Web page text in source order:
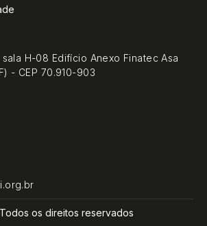
H-08 Edifício Anexo Finatec Asa
- CEP 70.910-903
os direitos reservados